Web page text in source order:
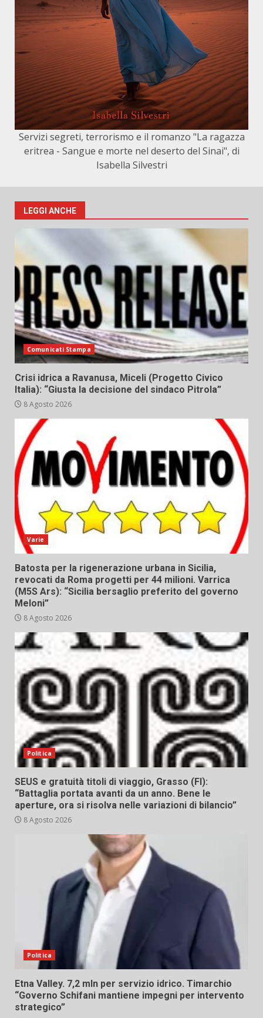
Servizi segreti, terrorismo e il romanzo "La ragazza
eritrea - Sangue e morte nel deserto del Sinai", di
Isabella Silvestri
LEGGI ANCHE
Comunicati Stampa
Crisi idrica a Ravanusa, Miceli (Progetto Civico
Italia): “Giusta la decisione del sindaco Pitrola”
8 Agosto 2026
Varie
Batosta per la rigenerazione urbana in Sicilia,
revocati da Roma progetti per 44 milioni. Varrica
(M5S Ars): “Sicilia bersaglio preferito del governo
Meloni”
8 Agosto 2026
Politica
SEUS e gratuità titoli di viaggio, Grasso (FI):
“Battaglia portata avanti da un anno. Bene le
aperture, ora si risolva nelle variazioni di bilancio”
8 Agosto 2026
Politica
Etna Valley. 7,2 mln per servizio idrico. Timarchio
“Governo Schifani mantiene impegni per intervento
strategico”